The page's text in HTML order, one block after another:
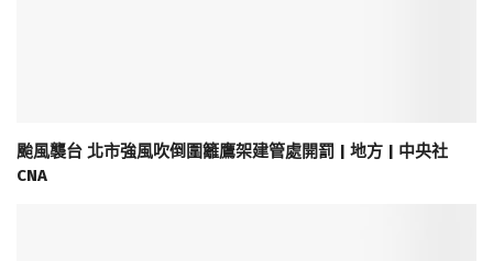
颱風襲台 北市強風吹倒圍籬鷹架建管處開罰 | 地方 | 中央社
CNA